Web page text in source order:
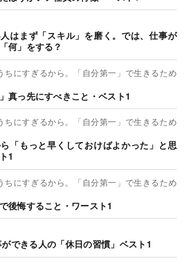
はまず「スキル」を磨く。では、仕事が
何」をする？
ちにすぎるから。「自分第一」で生きるため
真っ先にすべきこと・ベスト1
ちにすぎるから。「自分第一」で生きるため
「もっと早くしておけばよかった」と思
1
ちにすぎるから。「自分第一」で生きるため
後悔すること・ワースト1
できる人の「休日の習慣」ベスト1